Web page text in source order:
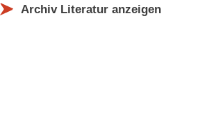
Archiv Literatur anzeigen